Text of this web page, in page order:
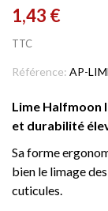
1,43 €
TTC
Référence: AP-
Lime Halfmoon
et durabilité
Sa forme
bien le limage
cuticules.